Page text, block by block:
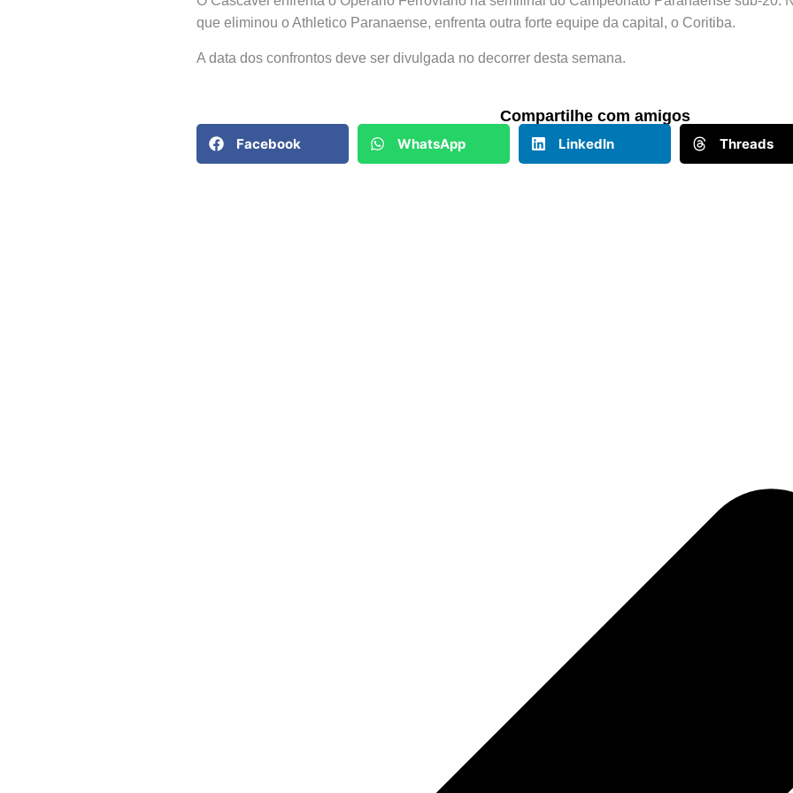
que eliminou o Athletico Paranaense, enfrenta outra forte equipe da capital, o Coritiba.
A data dos confrontos deve ser divulgada no decorrer desta semana.
Compartilhe com amigos
Facebook WhatsApp LinkedIn Threads